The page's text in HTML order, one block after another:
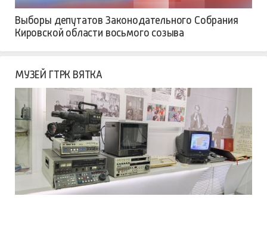
Выборы депутатов Законодательного Собрания
Кировской области восьмого созыва
МУЗЕЙ ГТРК ВЯТКА